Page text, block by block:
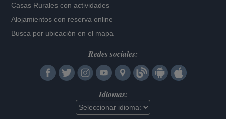
Casas Rurales con actividades
Alojamientos con reserva online
Busca por ubicación en el mapa
Redes sociales:
Idiomas: